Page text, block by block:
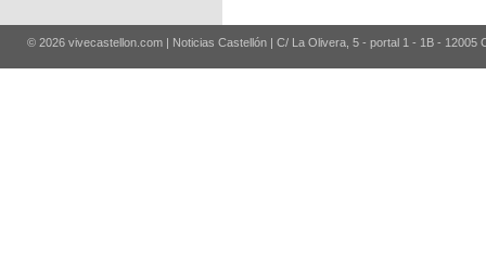
© 2026 vivecastellon.com | Noticias Castellón | C/ La Olivera, 5 - portal 1 - 1B - 12005